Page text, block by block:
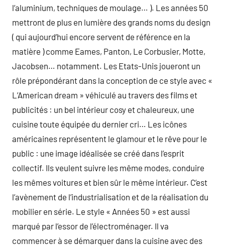
l’aluminium, techniques de moulage… ). Les années 50
mettront de plus en lumière des grands noms du design
( qui aujourd’hui encore servent de référence en la
matière ) comme Eames, Panton, Le Corbusier, Motte,
Jacobsen… notamment. Les Etats-Unis joueront un
rôle prépondérant dans la conception de ce style avec «
L’American dream » véhiculé au travers des films et
publicités : un bel intérieur cosy et chaleureux, une
cuisine toute équipée du dernier cri… Les icônes
américaines représentent le glamour et le rêve pour le
public : une image idéalisée se créé dans l’esprit
collectif. Ils veulent suivre les même modes, conduire
les mêmes voitures et bien sûr le même intérieur. C’est
l’avènement de l’industrialisation et de la réalisation du
mobilier en série. Le style « Années 50 » est aussi
marqué par l’essor de l’électroménager. Il va
commencer à se démarquer dans la cuisine avec des